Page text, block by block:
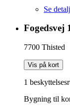
Se
Fogedsvej
7700 Thisted
Vis på kort
1
Bygning til